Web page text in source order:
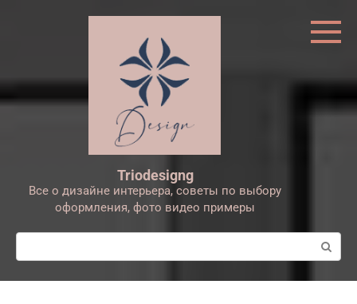
Triodesigng
Все о дизайне интерьера, советы по выбору
оформления, фото видео примеры
Поиск: